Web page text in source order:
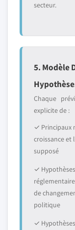
secteur.
5. Modèle
Chaque
explicite de :
✓ Principaux
croissance et
supposé
✓ Hypothèses
de
politique
✓ Hypothèses